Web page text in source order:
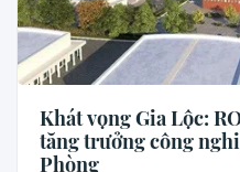
Khát vọng Gia Lộc:
tăng trưởng công
Phòng